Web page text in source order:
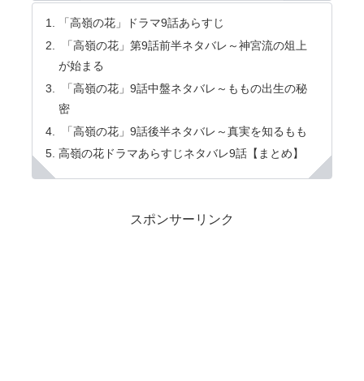
「高嶺の花」ドラマ9話あらすじ
「高嶺の花」第9話前半ネタバレ～神宮流の俎上
が始まる
「高嶺の花」9話中盤ネタバレ～ももの出生の秘
密
「高嶺の花」9話後半ネタバレ～真実を知るもも
高嶺の花ドラマあらすじネタバレ9話【まとめ】
スポンサーリンク